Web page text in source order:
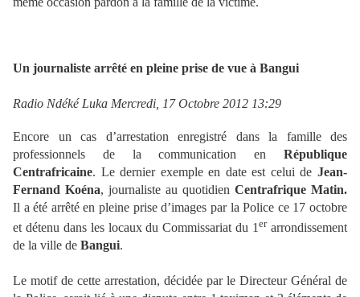
Un journaliste arrêté en pleine prise de vue à Bangui
Radio Ndéké Luka Mercredi, 17 Octobre 2012 13:29
Encore un cas d’arrestation enregistré dans la famille des
professionnels de la communication en République
Centrafricaine. Le dernier exemple en date est celui de Jean-
Fernand Koéna, journaliste au quotidien Centrafrique Matin.
Il a été arrêté en pleine prise d’images par la Police ce 17 octobre
et détenu dans les locaux du Commissariat du 1erarrondissement
de la ville de Bangui.
Le motif de cette arrestation, décidée par le Directeur Général de